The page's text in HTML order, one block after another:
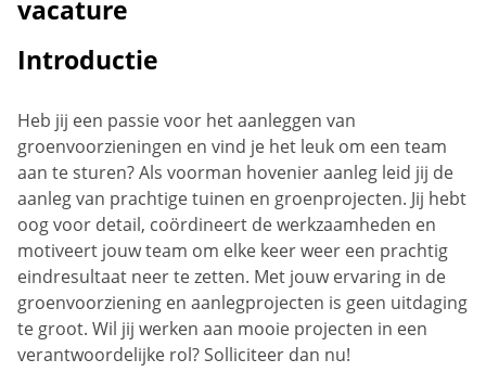
vacature
Introductie
Heb jij een passie voor het aanleggen van
groenvoorzieningen en vind je het leuk om een team
aan te sturen? Als voorman hovenier aanleg leid jij de
aanleg van prachtige tuinen en groenprojecten. Jij hebt
oog voor detail, coördineert de werkzaamheden en
motiveert jouw team om elke keer weer een prachtig
eindresultaat neer te zetten. Met jouw ervaring in de
groenvoorziening en aanlegprojecten is geen uitdaging
te groot. Wil jij werken aan mooie projecten in een
verantwoordelijke rol? Solliciteer dan nu!